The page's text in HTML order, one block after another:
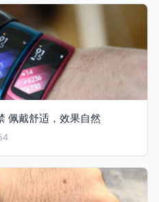
佩戴舒适，效果自然